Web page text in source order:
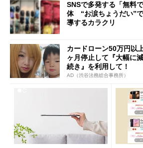
SNSで多発する「無料
体 “お涙ちょうだい”
導するカラクリ
カードローン50万円以
ヶ月停止して『大幅に
続き』を利用して！
AD（渋谷法務総合事務所）